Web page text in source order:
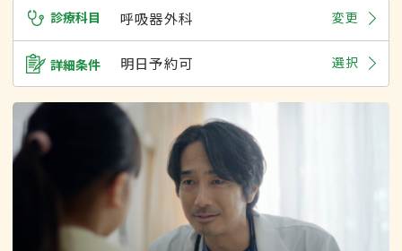
診療科目 呼吸器外科 変更
詳細条件 明日予約可 選択